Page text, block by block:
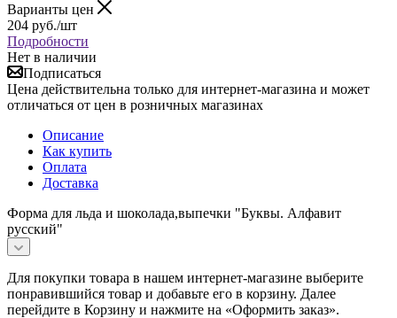
Варианты цен
204 руб./шт
Подробности
Нет в наличии
Подписаться
Цена действительна только для интернет-магазина и может
отличаться от цен в розничных магазинах
Описание
Как купить
Оплата
Доставка
Форма для льда и шоколада,выпечки "Буквы. Алфавит
русский"
Для покупки товара в нашем интернет-магазине выберите
понравившийся товар и добавьте его в корзину. Далее
перейдите в Корзину и нажмите на «Оформить заказ».